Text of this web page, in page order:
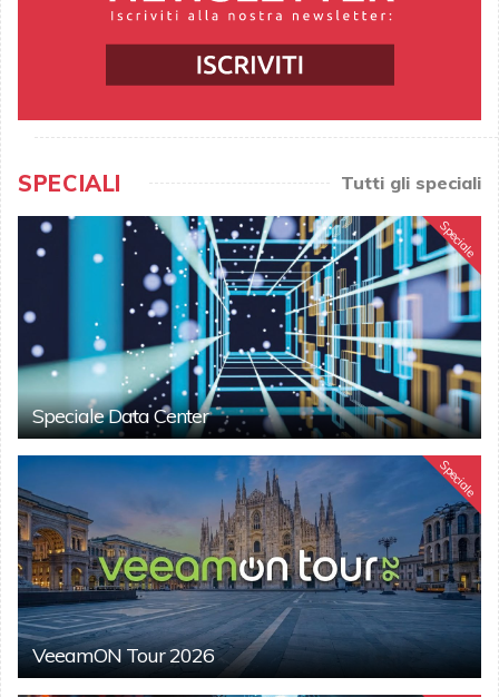
SPECIALI Tutti gli speciali
Speciale
Speciale Data Center
Speciale
VeeamON Tour 2026